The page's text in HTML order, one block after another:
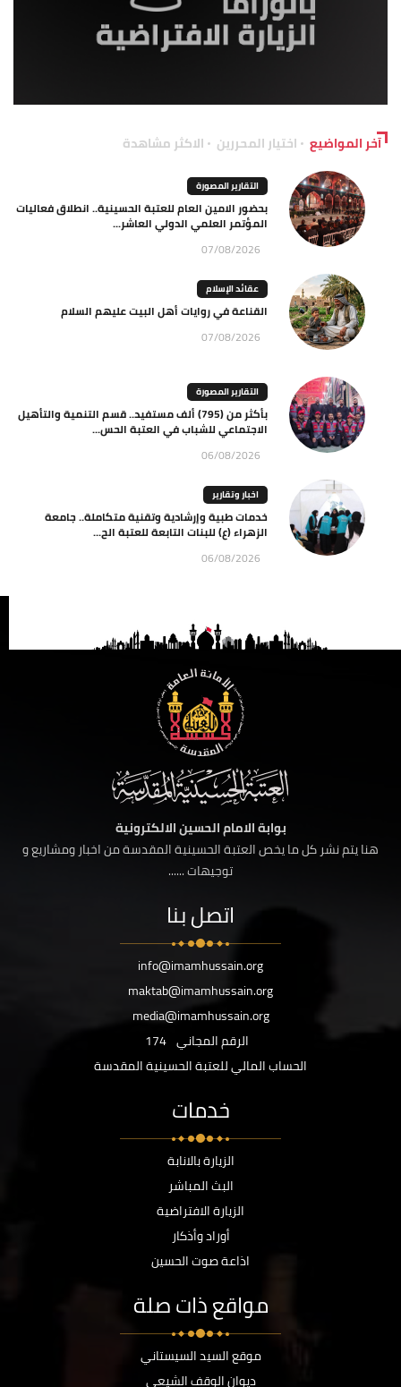
آخر المواضيع اختيار المحررين الاكثر مشاهدة
التقارير المصورة
بحضور الامين العام للعتبة الحسينية.. انطلاق فعاليات
المؤتمر العلمي الدولي العاشر...
07/08/2026
عقائد الإسلام
القناعة في روايات أهل البيت عليهم السلام
07/08/2026
التقارير المصورة
بأكثر من (795) ألف مستفيد.. قسم التنمية والتأهيل
الاجتماعي للشباب في العتبة الحس...
06/08/2026
اخبار وتقارير
خدمات طبية وإرشادية وتقنية متكاملة.. جامعة
الزهراء (ع) للبنات التابعة للعتبة الح...
06/08/2026
بوابة الامام الحسين الالكترونية
هنا يتم نشر كل ما يخص العتبة الحسينية المقدسة من اخبار ومشاريع و
توجيهات ......
اتصل بنا
info@imamhussain.org
maktab@imamhussain.org
media@imamhussain.org
الرقم المجاني 174
الحساب المالي للعتبة الحسينية المقدسة
خدمات
الزيارة بالانابة
البث المباشر
الزيارة الافتراضية
أوراد وأذكار
اذاعة صوت الحسين
مواقع ذات صلة
موقع السيد السيستاني
ديوان الوقف الشيعي